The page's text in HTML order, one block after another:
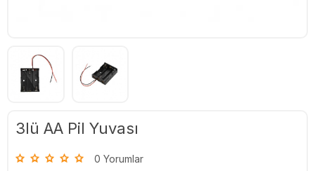
3lü AA Pil Yuvası
0 Yorumlar